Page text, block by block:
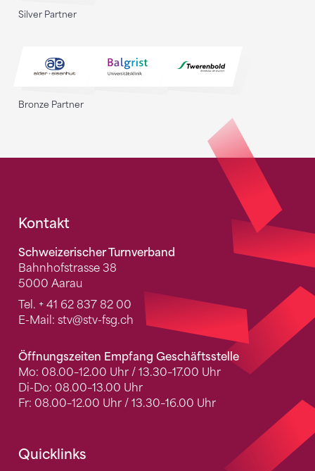
Silver Partner
Bronze Partner
Fusszeile
Kontakt
Schweizerischer Turnverband
Bahnhofstrasse 38
5000 Aarau
Tel. + 41 62 837 82 00
E-Mail: stv@stv-fsg.ch
Öffnungszeiten Empfang Geschäftsstelle
Mo: 08.00–12.00 Uhr / 13.30–17.00 Uhr
Di-Do: 08.00–13.00 Uhr
Fr: 08.00–12.00 Uhr / 13.30–16.00 Uhr
Quicklinks